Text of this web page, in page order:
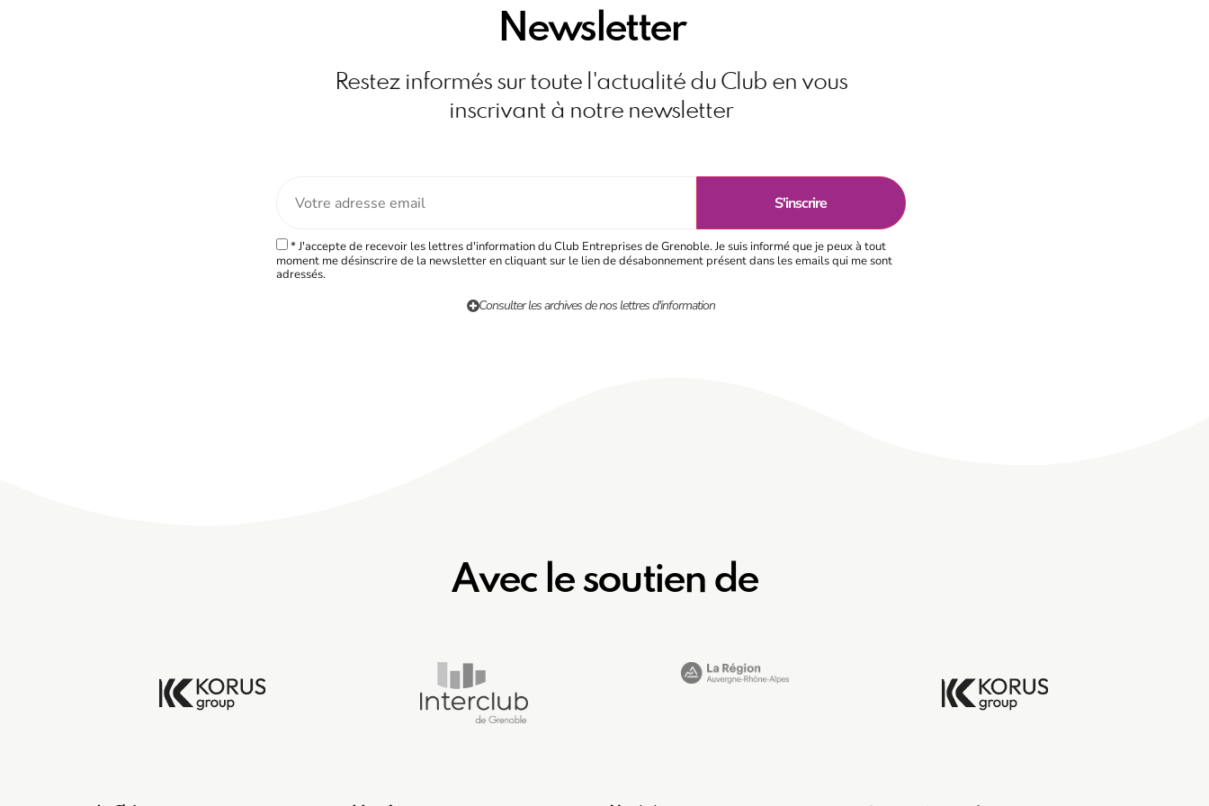
Newsletter
Restez informés sur toute l'actualité du Club en vous
inscrivant à notre newsletter
* J'accepte de recevoir les lettres d'information du Club Entreprises de Grenoble. Je suis informé que je peux à tout
moment me désinscrire de la newsletter en cliquant sur le lien de désabonnement présent dans les emails qui me sont
adressés.
Consulter les archives de nos lettres d'information
Avec le soutien de